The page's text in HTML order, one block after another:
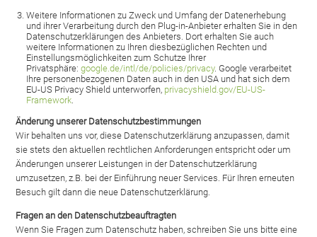
Weitere Informationen zu Zweck und Umfang der Datenerhebung
und ihrer Verarbeitung durch den Plug-in-Anbieter erhalten Sie in den
Datenschutzerklärungen des Anbieters. Dort erhalten Sie auch
weitere Informationen zu Ihren diesbezüglichen Rechten und
Einstellungsmöglichkeiten zum Schutze Ihrer
Privatsphäre:google.de/intl/de/policies/privacy. Google verarbeitet
Ihre personenbezogenen Daten auch in den USA und hat sich dem
EU-US Privacy Shield unterworfen, privacyshield.gov/EU-US-
Framework
Änderung unserer Datenschutzbestimmungen
Wir behalten uns vor, diese Datenschutzerklärung anzupassen, damit
sie stets den aktuellen rechtlichen Anforderungen entspricht oder um
Änderungen unserer Leistungen in der Datenschutzerklärung
umzusetzen, z.B. bei der Einführung neuer Services. Für Ihren erneuten
Besuch gilt dann die neue Datenschutzerklärung.
Fragen an den Datenschutzbeauftragten
Wenn Sie Fragen zum Datenschutz haben, schreiben Sie uns bitte eine